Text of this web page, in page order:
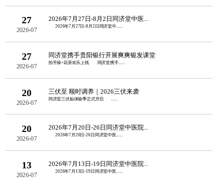
27
2026-07
2026年7月27日-8月2日同济堂中医...
2026年7月27日-8月2日同济堂中......
27
2026-07
同济堂携手贵阳银行开展爽爽银发课堂
拍手操+花茶欢乐上线 同济堂携手......
20
2026-07
三伏至 顺时调养｜2026三伏来袭
同济堂三伏贴体验季正式开启 ......
20
2026-07
2026年7月20日-26日同济堂中医院...
2026年7月20日-26日同济堂中医......
13
2026-07
2026年7月13日-19日同济堂中医院...
2026年7月13日-19日同济堂中医......